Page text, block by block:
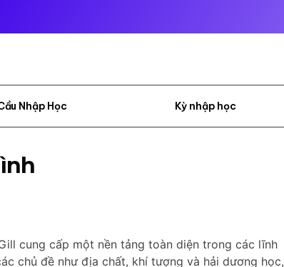
Nhập Học Kỳ nhập học
cung cấp một nền tảng toàn diện trong các lĩnh
chủ đề như địa chất, khí tượng và hải dương học,